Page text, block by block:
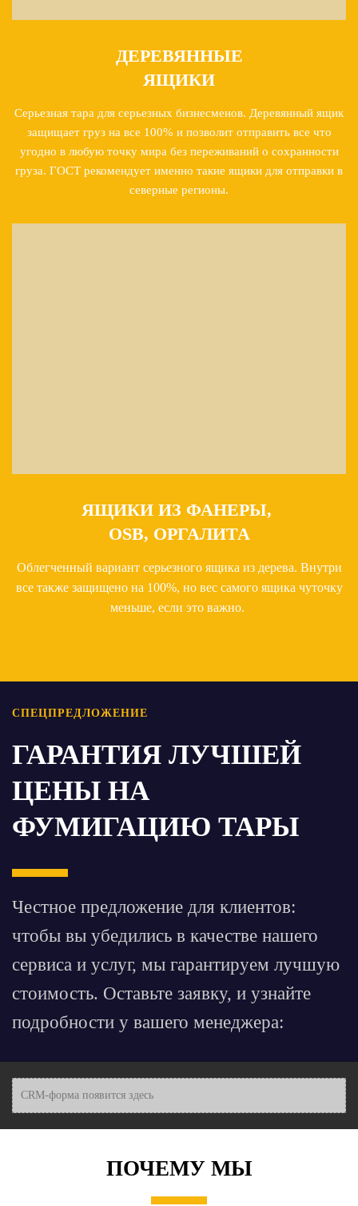
ДЕРЕВЯННЫЕ
ЯЩИКИ
Серьезная тара для серьезных бизнесменов. Деревянный ящик
защищает груз на все 100% и позволит отправить все что
угодно в любую точку мира без переживаний о сохранности
груза. ГОСТ рекомендует именно такие ящики для отправки в
северные регионы.
ЯЩИКИ ИЗ ФАНЕРЫ,
OSB, ОРГАЛИТА
Облегченный вариант серьезного ящика из дерева. Внутри
все также защищено на 100%, но вес самого ящика чуточку
меньше, если это важно.
СПЕЦПРЕДЛОЖЕНИЕ
ГАРАНТИЯ ЛУЧШЕЙ
ЦЕНЫ НА
ФУМИГАЦИЮ ТАРЫ
Честное предложение для клиентов:
чтобы вы убедились в качестве нашего
сервиса и услуг, мы гарантируем лучшую
стоимость. Оставьте заявку, и узнайте
подробности у вашего менеджера:
CRM-форма появится здесь
ПОЧЕМУ МЫ